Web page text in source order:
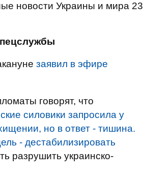
новости Украины и мира 23
заявил в эфире
говорят, что
силовики запросила у
но в ответ - тишина.
- дестабилизировать
разрушить украинско-